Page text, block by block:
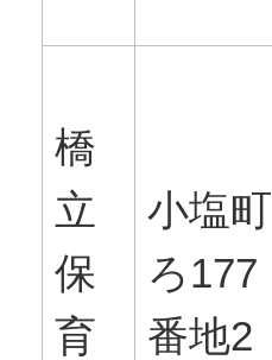
橋
立
保
育
小塩町
ろ177
番地2